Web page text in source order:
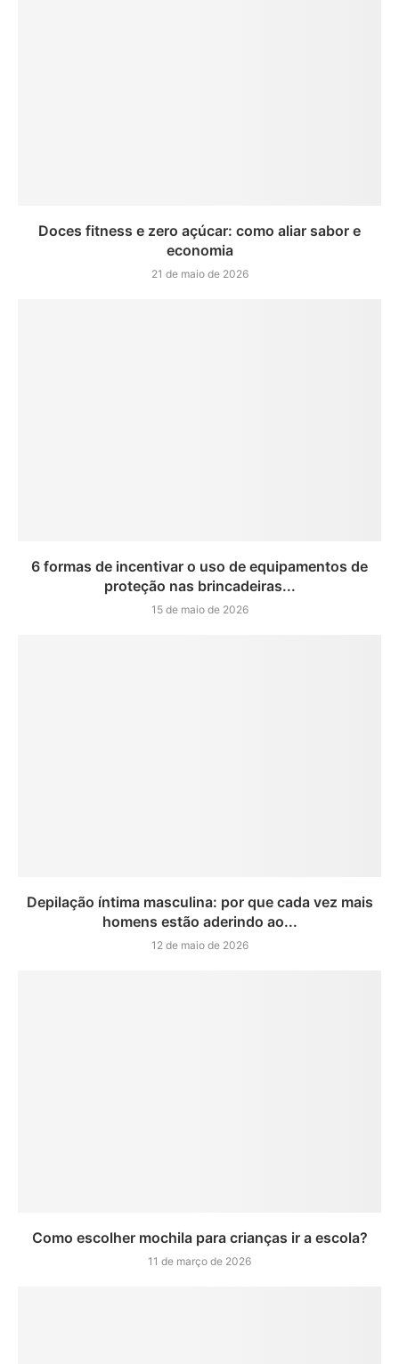
Doces fitness e zero açúcar: como aliar sabor e
economia
21 de maio de 2026
6 formas de incentivar o uso de equipamentos de
proteção nas brincadeiras...
15 de maio de 2026
Depilação íntima masculina: por que cada vez mais
homens estão aderindo ao...
12 de maio de 2026
Como escolher mochila para crianças ir a escola?
11 de março de 2026